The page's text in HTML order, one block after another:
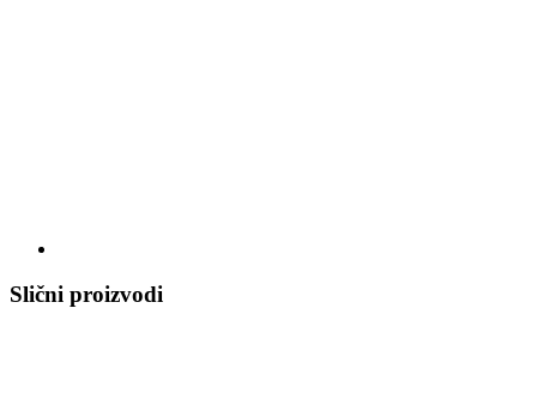
Slični proizvodi